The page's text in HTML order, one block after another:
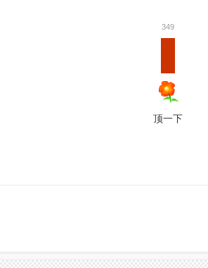
349
顶一下